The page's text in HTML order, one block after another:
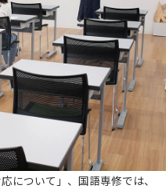
について」、国語専修では、